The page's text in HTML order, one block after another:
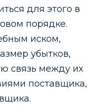
для этого в
порядке.
иском,
убытков,
связь между их
поставщика,